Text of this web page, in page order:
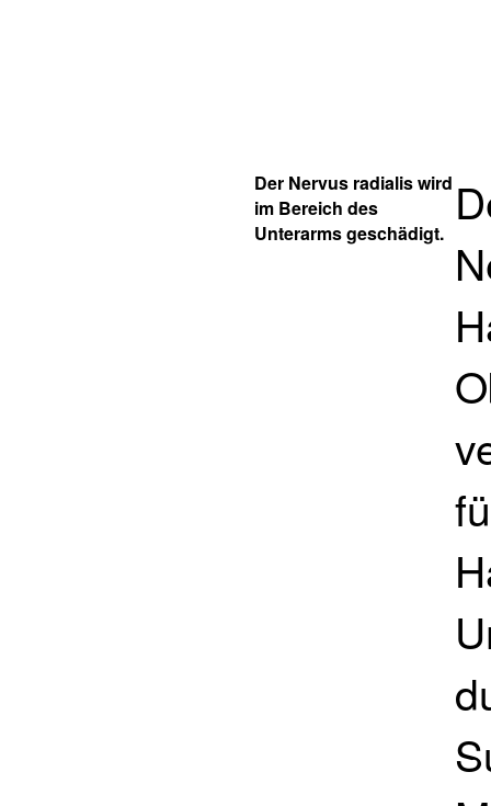
Der Nervus radialis wird
im Bereich des
Unterarms geschädigt.